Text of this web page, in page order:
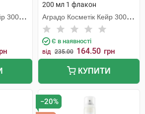
3000
200 мл 1 флакон
Аградо Косметік Кейр 3000
С.Л.У.
Є в наявності
від 235.00 164.50 грн
КУПИТИ
−20%